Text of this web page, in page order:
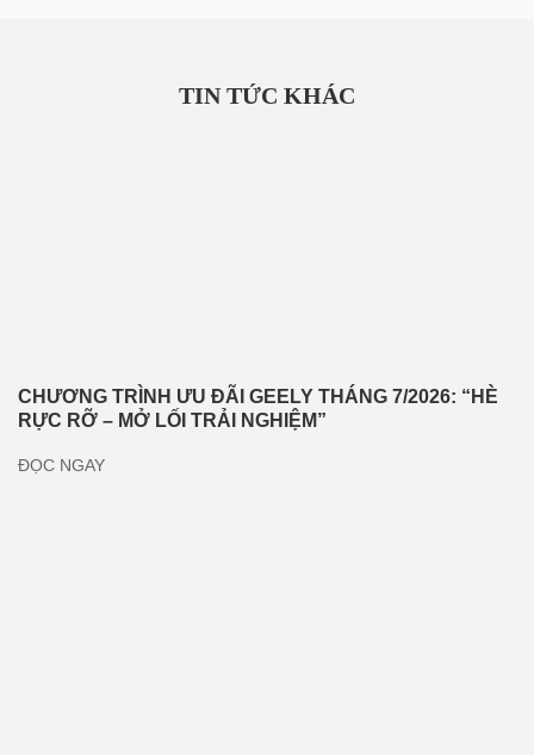
TIN TỨC KHÁC
CHƯƠNG TRÌNH ƯU ĐÃI GEELY THÁNG 7/2026: “HÈ
RỰC RỠ – MỞ LỐI TRẢI NGHIỆM”
ĐỌC NGAY